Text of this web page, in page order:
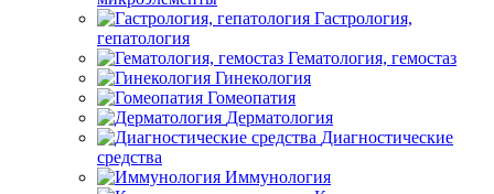
Гастрология,
гепатология
Гематология, гемостаз
Гинекология
Гомеопатия
Дерматология
Диагностические
средства
Иммунология